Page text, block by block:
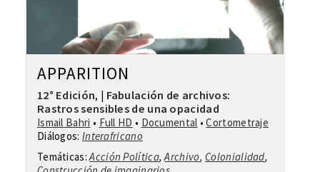
APPARITION
12° Edición, | Fabulación de archivos:
Rastros sensibles de una opacidad
Ismail Bahri • Full HD • Documental •Cortometraje
Diálogos: Interafricano
Temáticas: Acción Política,Archivo,Colonialidad,